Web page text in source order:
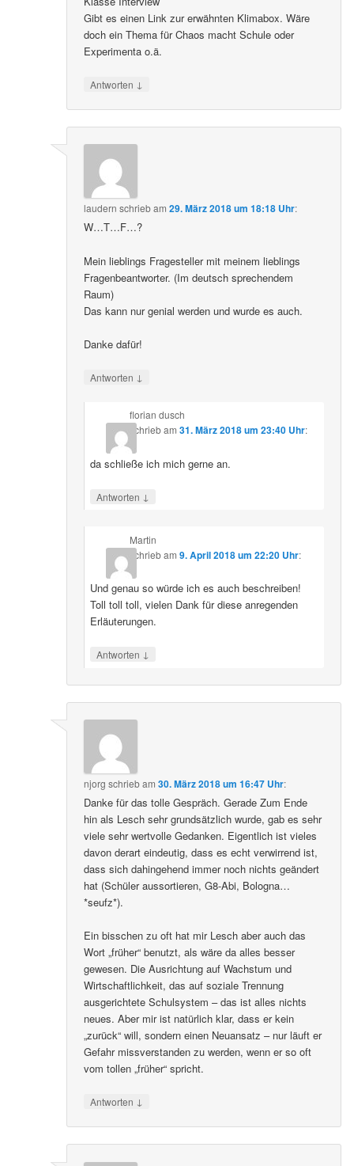
Gibt es einen Link zur erwähnten Klimabox. Wäre
doch ein Thema für Chaos macht Schule oder
Experimenta o.ä.
Antworten ↓
laudern schriebam29. März 2018 um 18:18 Uhr:
W…T…F…?
Mein lieblings Fragesteller mit meinem lieblings
Fragenbeantworter. (Im deutsch sprechendem
Raum)
Das kann nur genial werden und wurde es auch.
Danke dafür!
Antworten ↓
florian dusch
schriebam 31. März 2018 um 23:40 Uhr:
da schließe ich mich gerne an.
Antworten ↓
Martin
schriebam 9. April 2018 um 22:20 Uhr:
Und genau so würde ich es auch beschreiben!
Toll toll toll, vielen Dank für diese anregenden
Erläuterungen.
Antworten ↓
njorg schriebam30. März 2018 um 16:47 Uhr:
Danke für das tolle Gespräch. Gerade Zum Ende
hin als Lesch sehr grundsätzlich wurde, gab es sehr
viele sehr wertvolle Gedanken. Eigentlich ist vieles
davon derart eindeutig, dass es echt verwirrend ist,
dass sich dahingehend immer noch nichts geändert
hat (Schüler aussortieren, G8-Abi, Bologna…
*seufz*).
Ein bisschen zu oft hat mir Lesch aber auch das
Wort „früher“ benutzt, als wäre da alles besser
gewesen. Die Ausrichtung auf Wachstum und
Wirtschaftlichkeit, das auf soziale Trennung
ausgerichtete Schulsystem – das ist alles nichts
neues. Aber mir ist natürlich klar, dass er kein
„zurück“ will, sondern einen Neuansatz – nur läuft er
Gefahr missverstanden zu werden, wenn er so oft
vom tollen „früher“ spricht.
Antworten ↓